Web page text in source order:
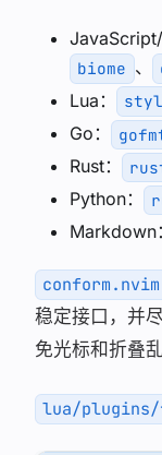
JavaScript/
biome 、
Lua：
Go：
Rust：
Python：
Markdown：
conform.nvim
稳定接口，并
免光标和折叠乱
lua/